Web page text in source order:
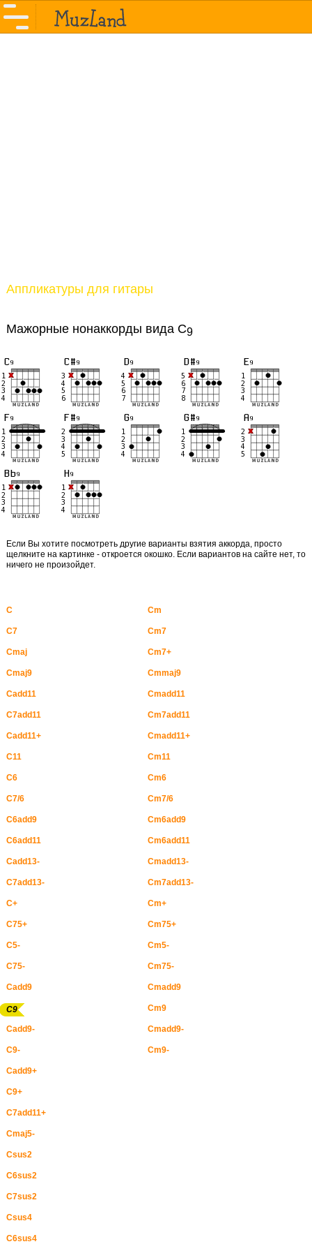
Аппликатуры для гитары
Мажорные нонаккорды вида C9
Если Вы хотите посмотреть другие варианты взятия аккорда, просто
щелкните на картинке - откроется окошко. Если вариантов на сайте нет, то
ничего не произойдет.
C Cm
C7 Cm7
Cmaj Cm7+
Cmaj9 Cmmaj9
Cadd11 Cmadd11
C7add11 Cm7add11
Cadd11+ Cmadd11+
C11 Cm11
C6 Cm6
C7/6 Cm7/6
C6add9 Cm6add9
C6add11 Cm6add11
Cadd13- Cmadd13-
C7add13- Cm7add13-
C+ Cm+
C75+ Cm75+
C5- Cm5-
C75- Cm75-
Cadd9 Cmadd9
C9 Cm9
Cadd9- Cmadd9-
C9- Cm9-
Cadd9+
C9+
C7add11+
Cmaj5-
Csus2
C6sus2
C7sus2
Csus4
C6sus4